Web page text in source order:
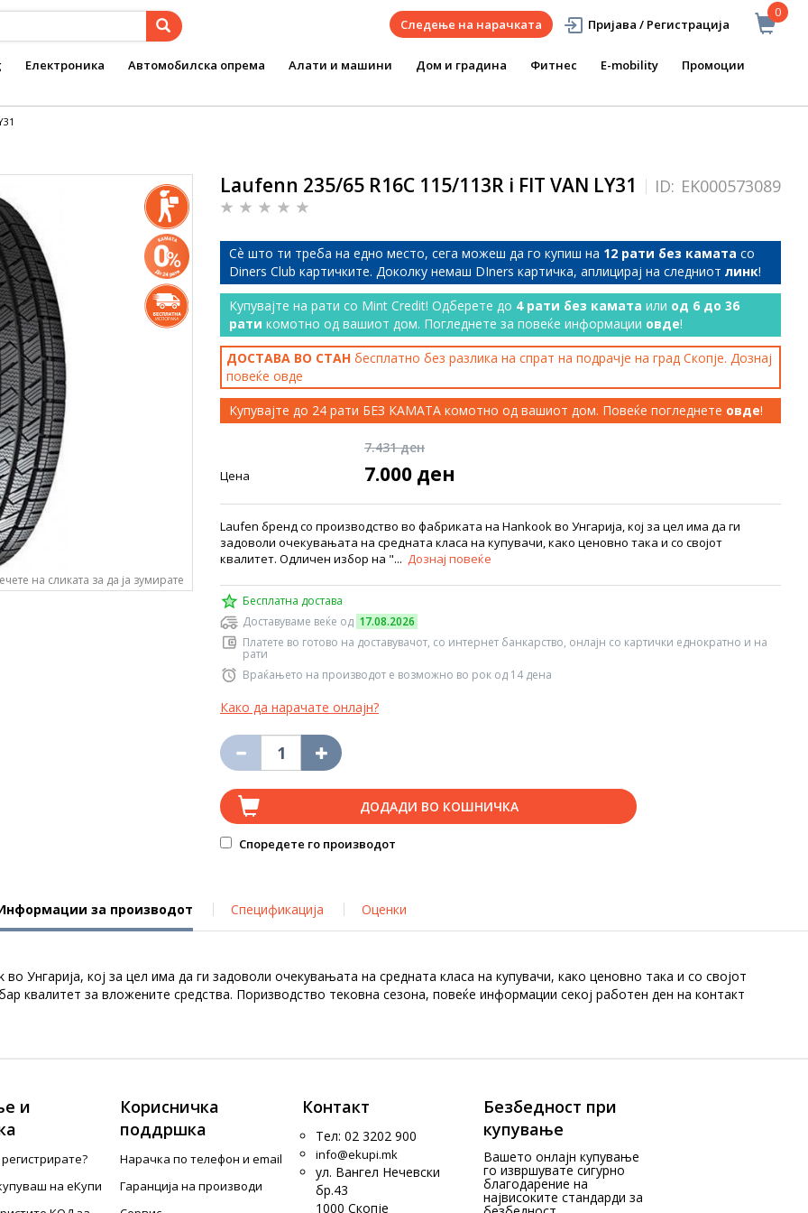
0
Следење на нарачката Пријава / Регистрација
Електроника Автомобилска опрема Алати и машини Дом и градина Фитнес E-mobility Промоции
на сликата за да ја зумирате
Laufenn 235/65 R16C 115/113R i FIT VAN LY31 ID: EK000573089
Сѐ што ти треба на едно место, сега можеш да го купиш на 12 рати без камата со
Diners Club картичките. Доколку немаш DIners картичка, аплицирај на следниот линк!
Купувајте на рати со Mint Credit! Одберете до 4 рати без камата или од 6 до 36
рати комотно од вашиот дом. Погледнете за повеќе информации овде!
ДОСТАВА ВО СТАН бесплатно без разлика на спрат на подрачје на град Скопје. Дознај
повеќе овде
Купувајте до 24 рати БЕЗ КАМАТА комотно од вашиот дом. Повеќе погледнете овде!
7.431 ден
Цена 7.000 ден
Laufen бренд со производство во фабриката на Hankook во Унгарија, кој за цел има да ги
задоволи очекувањата на средната класа на купувачи, како ценовно така и со својот
квалитет. Одличен избор на "... Дознај повеќе
Бесплатна достава
Доставуваме веќе од 17.08.2026
Платете во готово на доставувачот, со интернет банкарство, онлајн со картички еднократно и на
рати
Враќањето на производот е возможно во рок од 14 дена
Како да нарачате онлајн?
ДОДАДИ ВО КОШНИЧКА
Споредете го производот
за производот Спецификација Оценки
Унгарија, кој за цел има да ги задоволи очекувањата на средната класа на купувачи, како ценовно така и со својот
квалитет за вложените средства. Поризводство тековна сезона, повеќе информации секој работен ден на контакт
и
на еКупи
Корисничка
поддршка
Нарачка по телефон и еmail
Гаранција на производи
Контакт
Тел: 02 3202 900
info@ekupi.mk
ул. Вангел Нечевски
бр.43
1000 Скопје
Безбедност при
купување
Вашето онлајн купување
го извршувате сигурно
благодарение на
највисоките стандарди за